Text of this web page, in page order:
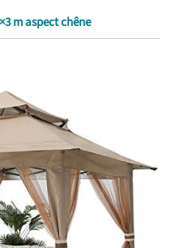
m aspect chêne